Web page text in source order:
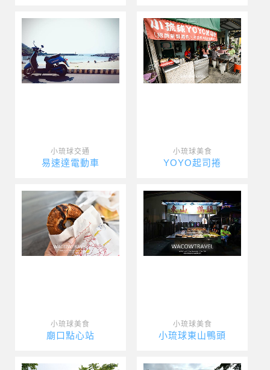
小琉球交通
易速達電動車
小琉球美食
YOYO起司捲
小琉球美食
廟口點心站
小琉球美食
小琉球東山鴨頭